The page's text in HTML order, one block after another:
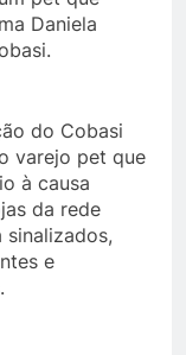
Daniela
do Cobasi
varejo pet que
à causa
da rede
e